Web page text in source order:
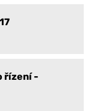
řízení -